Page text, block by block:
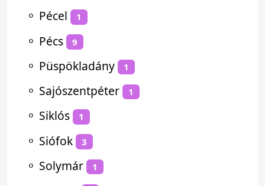
⚬ Pécel 1
⚬ Pécs 9
⚬ Püspökladány 1
⚬ Sajószentpéter 1
⚬ Siklós 1
⚬ Siófok 3
⚬ Solymár 1